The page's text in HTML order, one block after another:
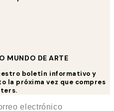
MUNDO DE ARTE
boletín informativo y
la próxima vez que compres